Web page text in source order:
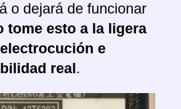
o dejará de funcionar
tome esto a la ligera
electrocución e
real .